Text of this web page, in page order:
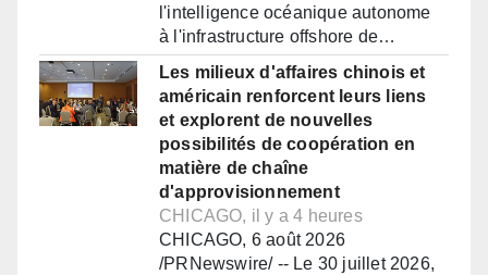
l'intelligence océanique autonome
à l'infrastructure offshore de…
Les milieux d'affaires chinois et
américain renforcent leurs liens
et explorent de nouvelles
possibilités de coopération en
matière de chaîne
d'approvisionnement
CHICAGO, il y a 4 heures
CHICAGO, 6 août 2026
/PRNewswire/ -- Le 30 juillet 2026,